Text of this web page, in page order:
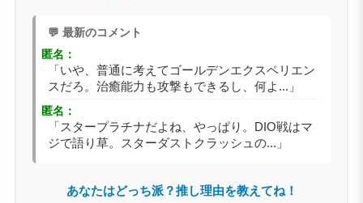
💬 最新のコメント
匿名：
「いや、普通に考えてゴールデンエクスペリエン
スだろ。治癒能力も攻撃もできるし、何よ...」
匿名：
「スタープラチナだよね、やっぱり。DIO戦はマ
ジで語り草。スターダストクラッシュの...」
あなたはどっち派？推し理由を教えてね！